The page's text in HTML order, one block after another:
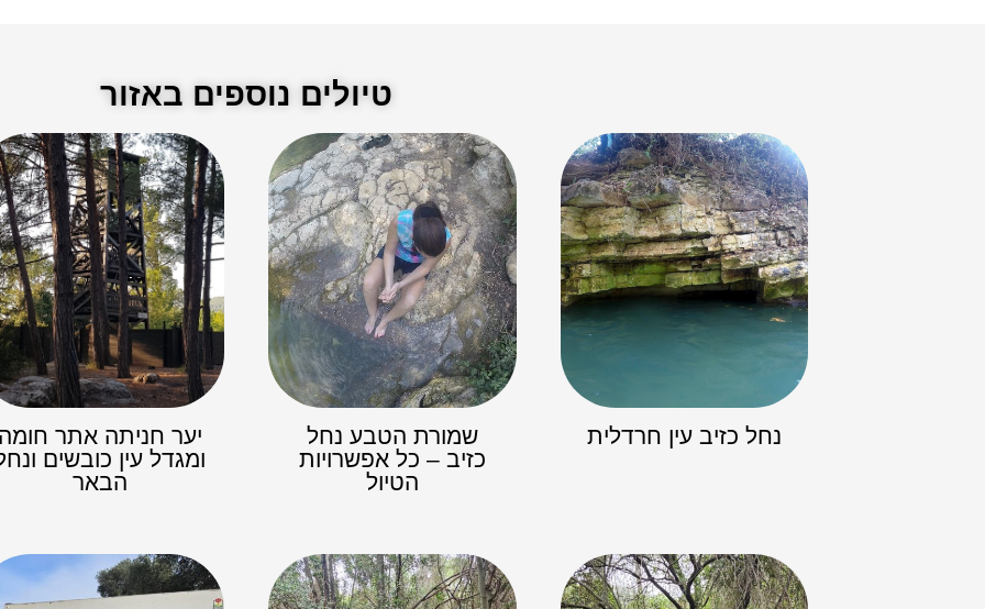
טיולים נוספים באזור
נחל כזיב עין חרדלית
שמורת הטבע נחל
כזיב – כל אפשרויות
הטיול
יער חניתה אתר
ומגדל עין כובשים
הבאר